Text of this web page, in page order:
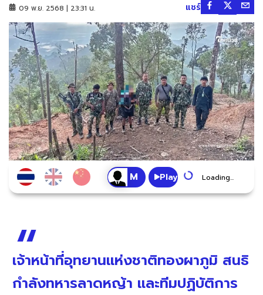
09 พ.ย. 2568 | 23:31 น. แชร์
Play Loading...
เจ้าหน้าที่อุทยานแห่งชาติทองผาภูมิ สนธิ
กำลังทหารลาดหญ้า และทีมปฏิบัติการ